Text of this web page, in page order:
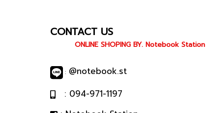
CONTACT US
ONLINE SHOPING BY. Notebook Station
: @notebook.st
: 094-971-1197